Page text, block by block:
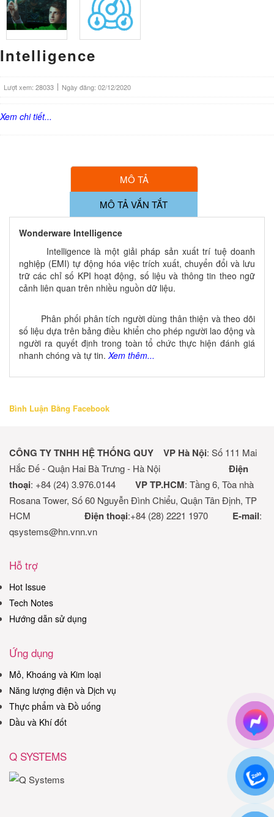
Intelligence
Lượt xem: 28033 Ngày đăng: 02/12/2020
Xem chi tiết...
MÔ TẢ
MÔ TẢ VẮN TẮT
Wonderware Intelligence
Intelligence là một giải pháp sản xuất trí tuệ doanh
nghiệp (EMI) tự động hóa việc trích xuất, chuyển đổi và lưu
trữ các chỉ số KPI hoạt động, số liệu và thông tin theo ngữ
cảnh liên quan trên nhiều nguồn dữ liệu.
Phân phối phân tích người dùng thân thiện và theo dõi
số liệu dựa trên bảng điều khiển cho phép người lao động và
người ra quyết định trong toàn tổ chức thực hiện đánh giá
nhanh chóng và tự tin. Xem thêm...
Bình Luận Bằng Facebook
CÔNG TY TNHH HỆ THỐNG QUY VP Hà Nội: Số 111 Mai
Hắc Đế - Quận Hai Bà Trưng - Hà Nội Điện
thoại: +84 (24) 3.976.0144 VP TP.HCM: Tầng 6, Tòa nhà
Rosana Tower, Số 60 Nguyễn Đình Chiểu, Quận Tân Định, TP
HCM Điện thoại:+84 (28) 2221 1970 E-mail:
qsystems@hn.vnn.vn
Hỗ trợ
Hot Issue
Tech Notes
Hướng dẫn sử dụng
Ứng dụng
Mỏ, Khoáng và Kim loại
Năng lượng điện và Dịch vụ
Thực phẩm và Đồ uống
Dầu và Khí đốt
Q SYSTEMS